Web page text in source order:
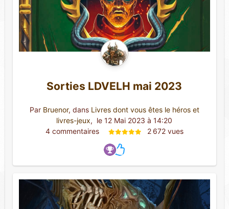
Sorties LDVELH mai 2023
Par Bruenor, dans Livres dont vous êtes le héros et
livres-jeux, le 12 Mai 2023 à 14:20
4 commentaires
2 672 vues